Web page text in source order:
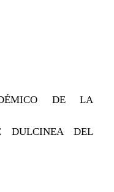
DE LA
DULCINEA DEL